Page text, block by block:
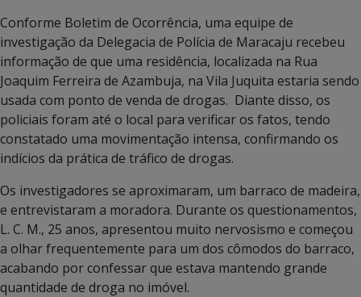
Conforme Boletim de Ocorrência, uma equipe de
investigação da Delegacia de Polícia de Maracaju recebeu
informação de que uma residência, localizada na Rua
Joaquim Ferreira de Azambuja, na Vila Juquita estaria sendo
usada com ponto de venda de drogas. Diante disso, os
policiais foram até o local para verificar os fatos, tendo
constatado uma movimentação intensa, confirmando os
indícios da prática de tráfico de drogas.
Os investigadores se aproximaram, um barraco de madeira,
e entrevistaram a moradora. Durante os questionamentos,
L. C. M., 25 anos, apresentou muito nervosismo e começou
a olhar frequentemente para um dos cômodos do barraco,
acabando por confessar que estava mantendo grande
quantidade de droga no imóvel.